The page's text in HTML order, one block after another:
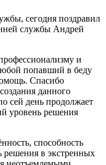
сегодня поздравил
службы Андрей
и
попавший в беду
Спасибо
данного
сей день продолжает
уровень решения
способность
решения в экстренных